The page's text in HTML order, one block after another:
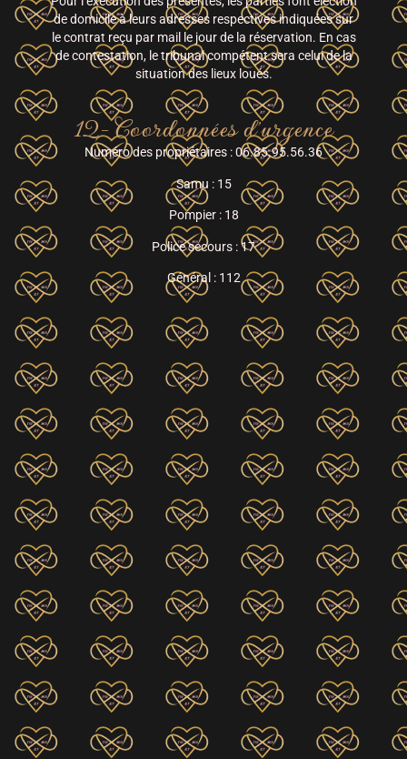
de domicile à leurs adresses respectives indiquées sur
le contrat reçu par mail le jour de la réservation. En cas
de contestation, le tribunal compétent sera celui de la
situation des lieux loués.
12- Coordonnées d'urgence
Numéro des propriétaires : 06.85.95.56.36
Samu : 15
Pompier : 18
Police secours : 17
Général : 112